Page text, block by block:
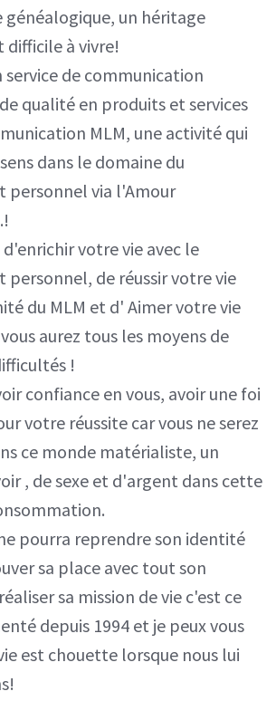
généalogique, un héritage
à vivre!
service de communication
qualité en produits et services
MLM, une activité qui
dans le domaine du
personnel via l'Amour
votre vie avec le
de réussir votre vie
du MLM et d' Aimer votre vie
aurez tous les moyens de
!
confiance en vous, avoir une foi
votre réussite car vous ne serez
ce monde matérialiste, un
, de sexe et d'argent dans cette
pourra reprendre son identité
sa place avec tout son
sa mission de vie c'est ce
depuis 1994 et je peux vous
est chouette lorsque nous lui